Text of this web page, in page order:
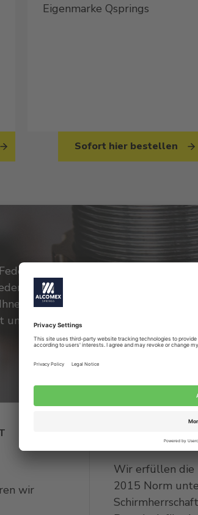
Eigenmarke Qsprings
Sofort hier bestellen
in den Niederlanden
und Torsionsfedern. Sie
beispielsweise über den
am Herzen.
wir
LÖSUNGEN
Wir erfüllen die
2015 Norm